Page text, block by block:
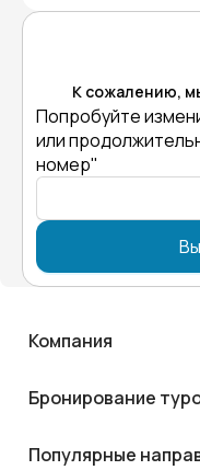
К сожалению,
Попробуйте
или
номер"
Компания
Бронирование
Популярные